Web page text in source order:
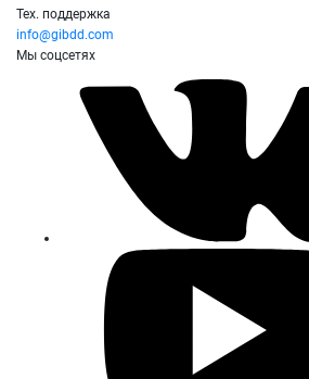
Тех. поддержка
info@gibdd.com
Мы соцсетях